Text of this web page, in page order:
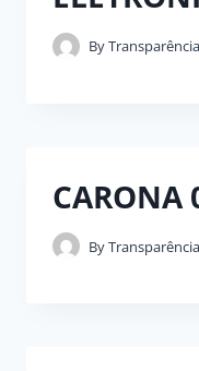
ByTransparência
CARONA
ByTransparência